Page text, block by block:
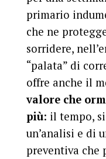
primario
che ne
sorridere,
“palata” di
offre anche il
valore che
più: il tempo,
un’analisi e di
preventiva che